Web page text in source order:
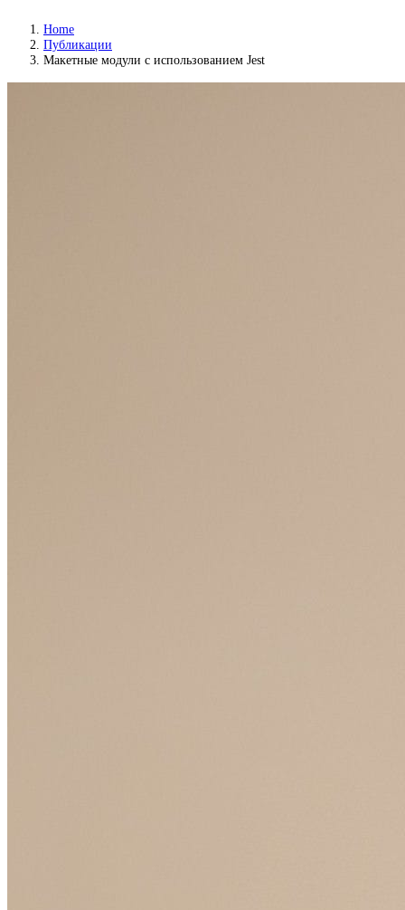
Home
Публикации
Макетные модули с использованием Jest